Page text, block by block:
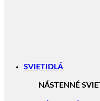
SVIETIDLÁ
NÁSTENNÉ